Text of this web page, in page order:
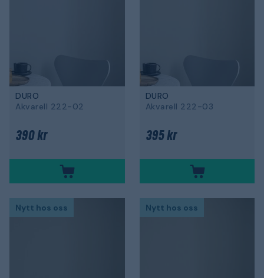
DURO
Akvarell 222-02
390 kr
DURO
Akvarell 222-03
395 kr
Nytt hos oss Nytt hos oss